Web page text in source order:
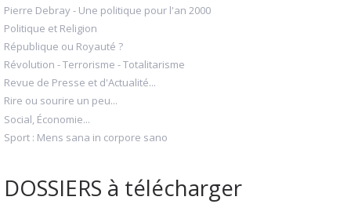
Pierre Debray - Une politique pour l'an 2000
Politique et Religion
République ou Royauté ?
Révolution - Terrorisme - Totalitarisme
Revue de Presse et d'Actualité...
Rire ou sourire un peu...
Social, Économie...
Sport : Mens sana in corpore sano
DOSSIERS à télécharger